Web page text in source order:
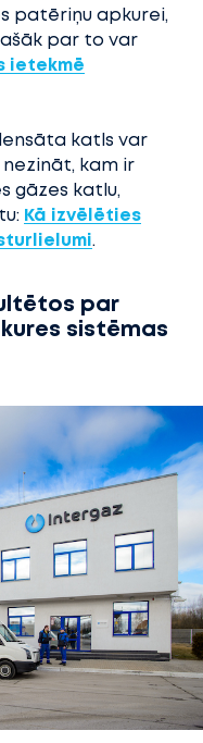
patēriņu apkurei,
par to var
ietekmē
katls var
nezināt, kam ir
gāzes katlu,
Kā izvēlēties
.
par
sistēmas